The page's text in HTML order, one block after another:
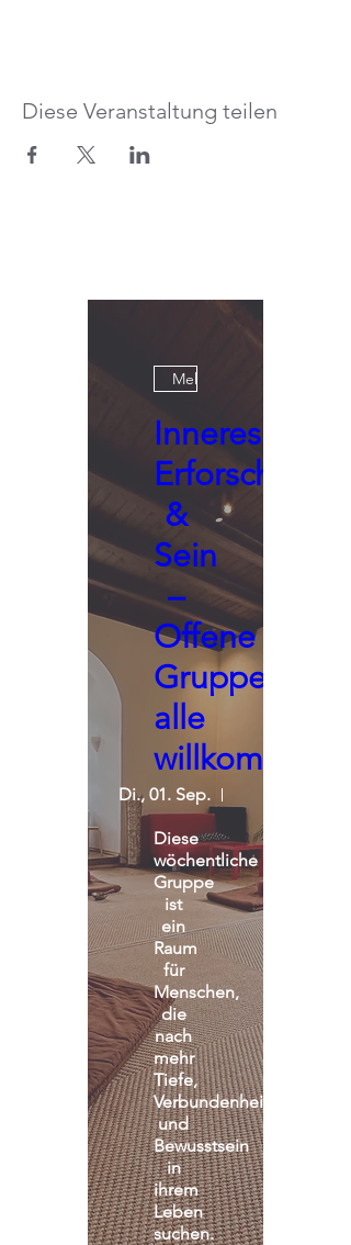
Diese Veranstaltung teilen
Mehrere Termine
Inneres
Erforschen
&
Sein
–
Offene
Gruppe,
alle
willkommen
Di., 01. Sep.
Diese
wöchentliche
Gruppe
ist
ein
Raum
für
Menschen,
die
nach
mehr
Tiefe,
Verbundenheit
und
Bewusstsein
in
ihrem
Leben
suchen.